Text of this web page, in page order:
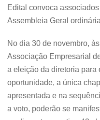
Edital convoca
Assembleia Geral
No dia 30 de novembro,
Associação Empresarial
a eleição da diretoria para
oportunidade, a única
apresentada e na
a voto, poderão se